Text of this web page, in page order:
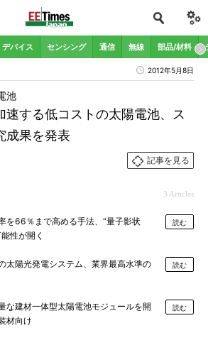
デバイス センシング 通信 無線 部品/材料
2012年5月8日
速する低コストの太陽電池、ス
成果を発表
池
記事を見る
3 Articles
を66％まで高める手法、“量子影状
性が開く
読む
太陽光発電システム、業界最高水準の
読む
な建材一体型太陽電池モジュールを開
材向け
読む